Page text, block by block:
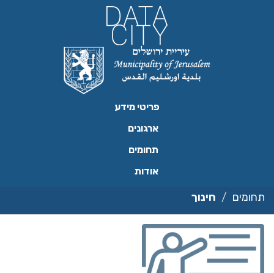
פריטי מידע
ארגונים
תחומים
אודות
תחומים חינוך